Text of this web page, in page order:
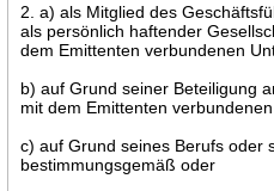
2. a) als Mitglied des
als persönlich haftender
dem Emittenten verbundenen
b) auf Grund seiner Beteiligung
mit dem Emittenten
c) auf Grund seines Berufs oder
bestimmungsgemäß oder